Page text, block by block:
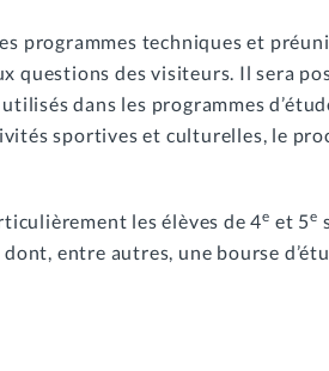
programmes techniques et
questions des visiteurs. Il sera
dans les programmes
sportives et culturelles, le
les élèves de 4e et 5e
entre autres, une bourse